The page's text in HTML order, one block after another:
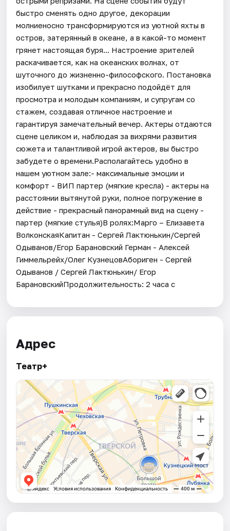
быстро сменять одно другое, декорации
молниеносно трансформируются из уютной яхты в
остров, затерянный в океане, а в какой-то момент
грянет настоящая буря... Настроение зрителей
раскачивается, как на океанских волнах, от
шуточного до жизненно-философского. Постановка
изобилует шутками и прекрасно подойдёт для
просмотра и молодым компаниям, и супругам со
стажем, создавая отличное настроение и
гарантируя замечательный вечер. Актеры отдаются
сцене целиком и, наблюдая за вихрями развития
сюжета и талантливой игрой актеров, вы быстро
забудете о времени.Располагайтесь удобно в
нашем уютном зале:- максимальные эмоции и
комфорт - ВИП партер (мягкие кресла) - актеры на
расстоянии вытянутой руки, полное погружение в
действие - ⁠прекрасный панорамный вид на сцену -
партер (мягкие стулья)В ролях:Марго – Елизавета
ВолконскаяКапитан - Сергей Лактюнькин/Сергей
Одыванов/Егор Барановский Герман - Алексей
Гиммельрейх/Олег КузнецовАбориген - Сергей
Одыванов / Сергей Лактюнькин/ Егор
БарановскийПродолжительность: 2 часа с
Адрес
Театр+